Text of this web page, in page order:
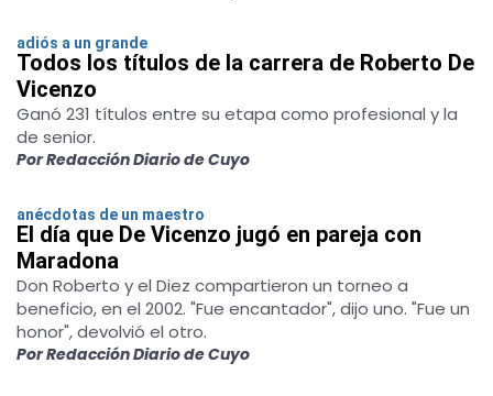
adiós a un grande
Todos los títulos de la carrera de Roberto De
Vicenzo
Ganó 231 títulos entre su etapa como profesional y la
de senior.
Por Redacción Diario de Cuyo
anécdotas de un maestro
El día que De Vicenzo jugó en pareja con
Maradona
Don Roberto y el Diez compartieron un torneo a
beneficio, en el 2002. "Fue encantador", dijo uno. "Fue un
honor", devolvió el otro.
Por Redacción Diario de Cuyo